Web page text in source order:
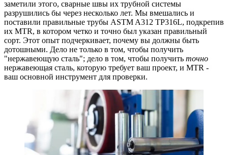
заметили этого, сварные швы их трубной системы
разрушились бы через несколько лет. Мы вмешались и
поставили правильные трубы ASTM A312 TP316L, подкрепив
их MTR, в котором четко и точно был указан правильный
сорт. Этот опыт подчеркивает, почему вы должны быть
дотошными. Дело не только в том, чтобы получить
"нержавеющую сталь"; дело в том, чтобы получить точно
нержавеющая сталь, которую требует ваш проект, и MTR -
ваш основной инструмент для проверки.